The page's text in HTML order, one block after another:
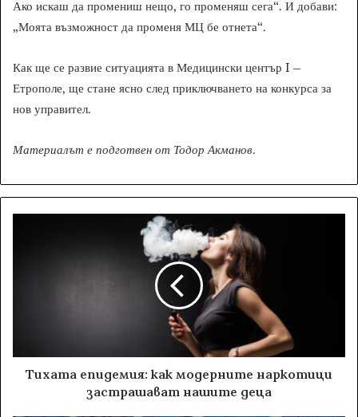
Ако искаш да промениш нещо, го променяш сега“. И добави:
„Моята възможност да променя МЦ бе отнета“.
Как ще се развие ситуацията в Медицински център I –
Етрополе, ще стане ясно след приключването на конкурса за
нов управител.
Материалът е подготвен от Тодор Акманов.
Тихата епидемия: как модерните наркотици
застрашават нашите деца